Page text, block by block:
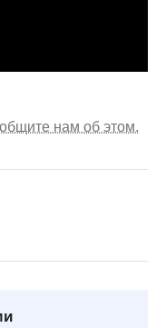
нам об этом.